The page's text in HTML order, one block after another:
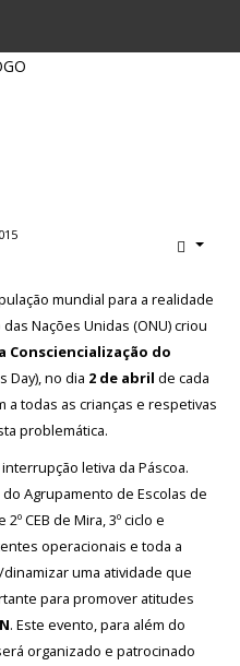
mundial para a realidade
Nações Unidas (ONU) criou
Consciencialização do
Day), no dia 2 de abril de cada
a todas as crianças e respetivas
problemática.
letiva da Páscoa.
Agrupamento de Escolas de
CEB de Mira, 3º ciclo e
operacionais e toda a
uma atividade que
para promover atitudes
. Este evento, para além do
organizado e patrocinado